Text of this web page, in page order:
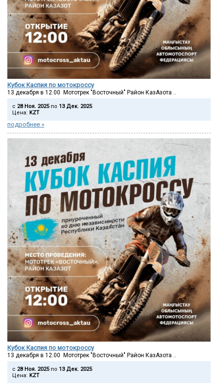
Кубок Каспия по мотокроссу
13 декабря в 12.00 Мототрек "Восточный" Район КазАзота ..
c 28 Ноя. 2025по 13 Дек. 2025
Цена: KZT
подробнее »
Кубок Каспия по мотокроссу
13 декабря в 12.00 Мототрек "Восточный" Район КазАзота ..
c 28 Ноя. 2025по 13 Дек. 2025
Цена: KZT